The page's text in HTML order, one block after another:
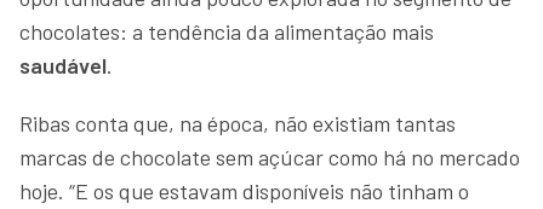
chocolates: a tendência da alimentação mais
saudável.
Ribas conta que, na época, não existiam tantas
marcas de chocolate sem açúcar como há no mercado
hoje. “E os que estavam disponíveis não tinham o